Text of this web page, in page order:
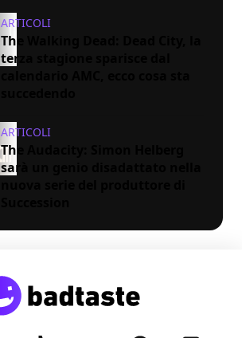
ARTICOLI
The Walking Dead: Dead City, la
terza stagione sparisce dal
ARTICOLI
The Audacity: Simon Helberg
sarà un genio disadattato nella